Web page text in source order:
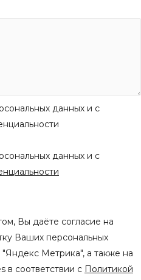
данных и с
данных и с
Вы даёте согласие на
Ваших персональных
Метрика", а также на
в соответствии с Политикой